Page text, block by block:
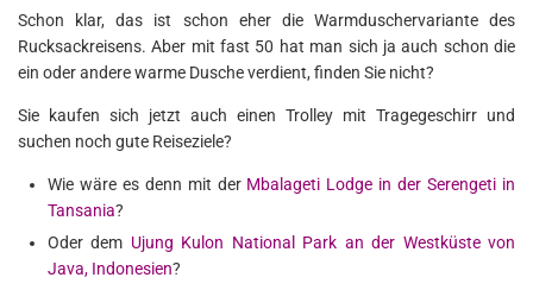
Schon klar, das ist schon eher die Warmduschervariante des
Rucksackreisens. Aber mit fast 50 hat man sich ja auch schon die
ein oder andere warme Dusche verdient, finden Sie nicht?
Sie kaufen sich jetzt auch einen Trolley mit Tragegeschirr und
suchen noch gute Reiseziele?
Wie wäre es denn mit der Mbalageti Lodge in der Serengeti in
Tansania?
Oder dem Ujung Kulon National Park an der Westküste von
Java, Indonesien?